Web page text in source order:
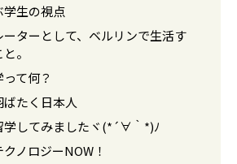
学生の視点
ーターとして、ベルリンで生活す
。
て何？
ばたく日本人
学してみましたヾ(*´∀｀*)ﾉ
ノロジーNOW！